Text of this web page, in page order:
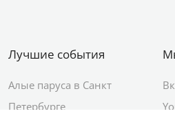
Лучшие события
Алые паруса в Санкт
Петербурге